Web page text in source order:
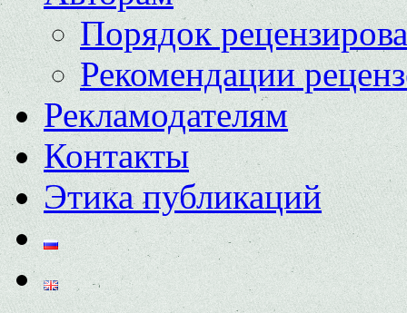
Порядок
Рекомендации
Рекламодателям
Контакты
Этика публикаций